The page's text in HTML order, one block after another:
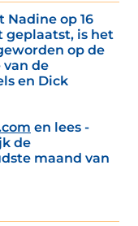
op 16
geplaatst, is het
op de
de
en Dick
en lees -
de
maand van